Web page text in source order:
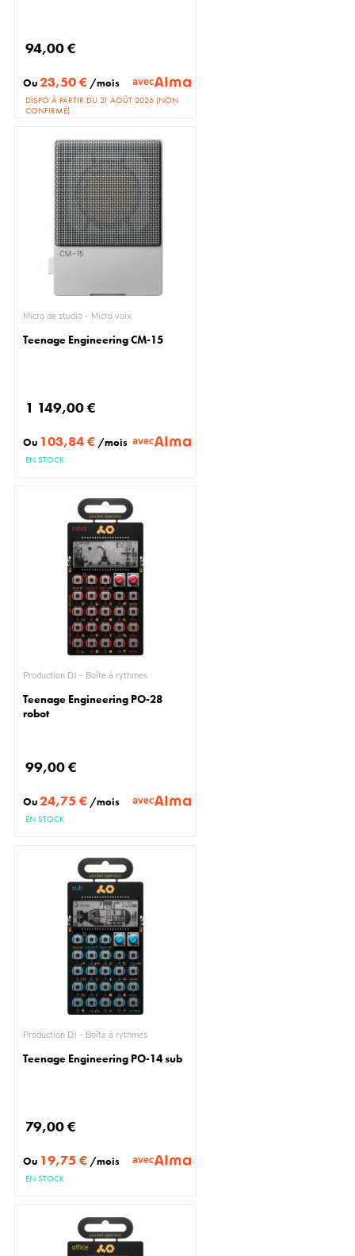
94,00 €
Ou23,50 € /mois avec
DISPO À PARTIR DU 21 AOÛT 2026 (NON
CONFIRMÉ)
Micro de studio - Micro voix
Teenage Engineering CM-15
1 149,00 €
Ou 103,84 € /mois avec
EN STOCK
Production DJ - Boîte à rythmes
Teenage Engineering PO-28
robot
99,00 €
Ou24,75 € /mois avec
EN STOCK
Production DJ - Boîte à rythmes
Teenage Engineering PO-14 sub
79,00 €
Ou 19,75 € /mois avec
EN STOCK